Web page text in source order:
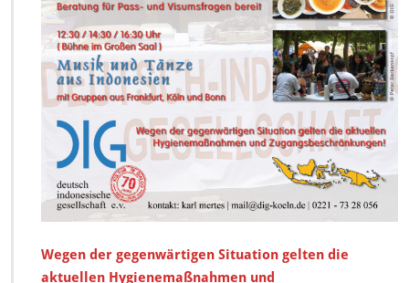
Wegen der gegenwärtigen Situation gelten die
aktuellen Hygienemaßnahmen und